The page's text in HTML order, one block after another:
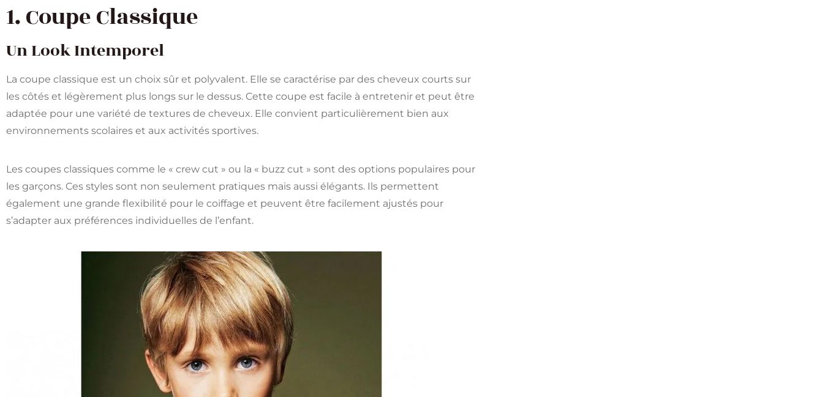
1. Coupe Classique
Un Look Intemporel
La coupe classique est un choix sûr et polyvalent. Elle se caractérise par des cheveux courts sur
les côtés et légèrement plus longs sur le dessus. Cette coupe est facile à entretenir et peut être
adaptée pour une variété de textures de cheveux. Elle convient particulièrement bien aux
environnements scolaires et aux activités sportives.
Les coupes classiques comme le « crew cut » ou la « buzz cut » sont des options populaires pour
les garçons. Ces styles sont non seulement pratiques mais aussi élégants. Ils permettent
également une grande flexibilité pour le coiffage et peuvent être facilement ajustés pour
s’adapter aux préférences individuelles de l’enfant.